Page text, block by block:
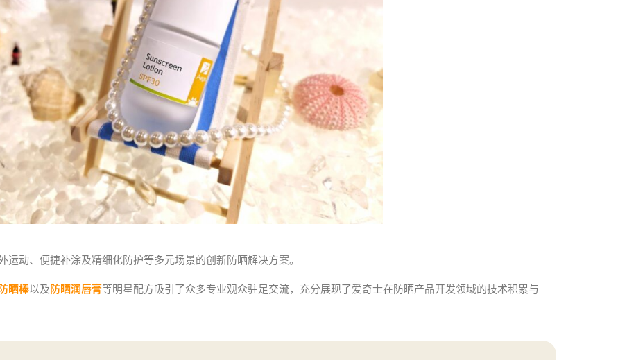
动、便捷补涂及精细化防护等多元场景的创新防晒解决方案。
晒棒以及防晒润唇膏等明星配方吸引了众多专业观众驻足交流，充分展现了爱奇士在防晒产品开发领域的技术积累与